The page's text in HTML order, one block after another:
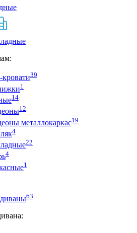
кровати39
1
14
12
металлокаркас19
4
22
4
1
63